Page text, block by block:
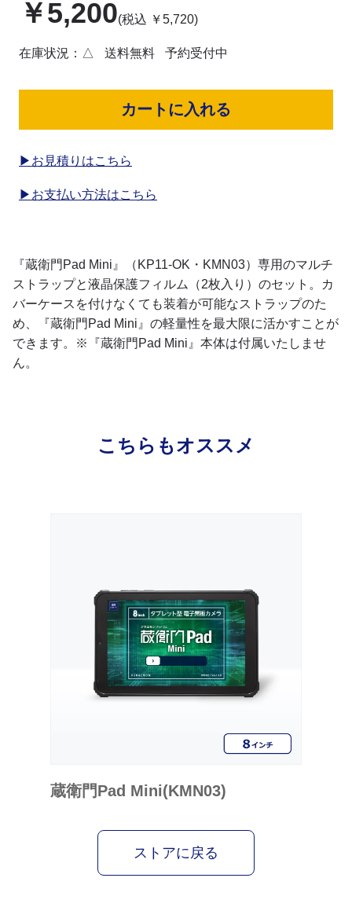
￥5,200(税込 ￥5,720)
在庫状況：△ 送料無料 予約受付中
カートに入れる
▶お見積りはこちら
▶お支払い方法はこちら
『蔵衛門Pad Mini』（KP11-OK・KMN03）専用のマルチ
ストラップと液晶保護フィルム（2枚入り）のセット。カ
バーケースを付けなくても装着が可能なストラップのた
め、『蔵衛門Pad Mini』の軽量性を最大限に活かすことが
できます。※『蔵衛門Pad Mini』本体は付属いたしませ
ん。
こちらもオススメ
蔵衛門Pad Mini(KMN03)
ストアに戻る